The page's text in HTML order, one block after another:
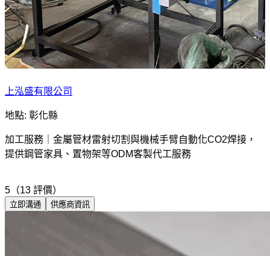
上泓盛有限公司
地點: 彰化縣
加工服務｜金屬管材雷射切割與機械手臂自動化CO2焊接，
提供鋼管家具、置物架等ODM客製代工服務
5（13 評價）
立即溝通 供應商資訊